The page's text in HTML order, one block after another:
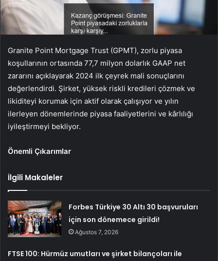
Granite Point Mortgage Trust (GPMT), zorlu piyasa
koşullarının ortasında 77,7 milyon dolarlık GAAP net
zararını açıklayarak 2024 ilk çeyrek mali sonuçlarını
değerlendirdi. Şirket, yüksek riskli kredileri çözmek ve
likiditeyi korumak için aktif olarak çalışıyor ve yılın
ilerleyen dönemlerinde piyasa faaliyetlerini ve kârlılığı
iyileştirmeyi bekliyor.
Önemli Çıkarımlar
İlgili Makaleler
Forbes Türkiye 30 Altı 30 başvuruları
için son dönemece girildi!
Ağustos 7, 2026
FTSE 100: Hürmüz umutları ve şirket bilançoları ile